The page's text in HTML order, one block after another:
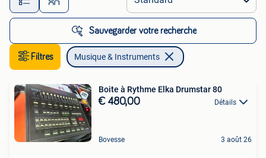
Sauvegarder votre recherche
Filtres Musique & Instruments
Boite à Rythme Elka Drumstar 80
€ 480,00 Détails
Bovesse 3 août 26